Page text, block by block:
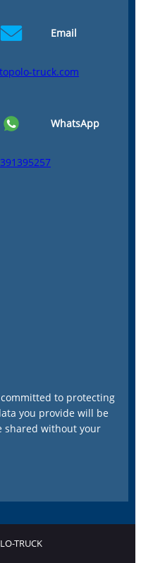
Email
truck.com
WhatsApp
to protecting
you provide will be
shared without your
TRUCK